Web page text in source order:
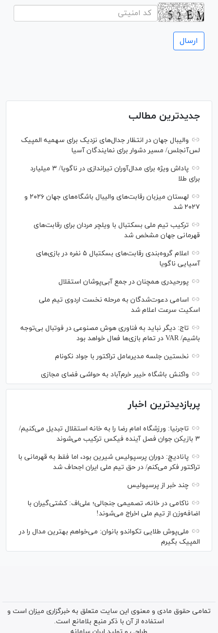
جدیدترین مطالب
والیبال جهان در انتظار جدال‌های نزدیک برای سهمیه المپیک
لس‌آنجلس/ مسیر دشوار برای نمایندگان آسیا
پاداش ویژه برای مدال‌آوران تیراندازی در ناگویا/ ۳ میلیارد
برای طلا
لهستان میزبان رقابت‌های والیبال باشگاه‌های جهان ۲۰۲۶ و
۲۰۲۷ شد
ترکیب تیم ملی بسکتبال با ویلچر مردان برای رقابت‌های
قهرمانی جهان مشخص شد
اعلام گروه‌بندی رقابت‌های بسکتبال ۵ نفره در بازی‌های
آسیایی ناگویا
پورحیدری همچنان در جمع آبی‌پوشان استقلال
اسامی دعوت‌شدگان به مرحله نخست اردوی تیم ملی
اسکیت سرعت اعلام شد
تاج: دیگر نباید به فناوری هوش مصنوعی در فوتبال بی‌توجه
باشیم/ VAR در تمام بازی‌ها فعال خواهد بود
نخستین جلسه مدیرعامل تراکتور با جواد نکونام
واکنش باشگاه خیبر خرم‌آباد به حواشی فضای مجازی
پربازدیدترین اخبار
تاجرنیا: ورزشگاه امام رضا را به خانه استقلال تبدیل می‌کنیم/
۳ بازیکن جوان فصل آینده فیکس ترکیب می‌شوند
پانادیچ: دوران پرسپولیس شیرین بود، اما فقط به قهرمانی با
تراکتور فکر می‌کنم/ در حق تیم ملی ایران اجحاف شد
چند خبر از پرسپولیس
ناکامی در خانه، تصمیمی جنجالی؛ علی‌اف: کشتی‌گیران با
اضافه‌وزن از تیم ملی اخراج می‌شوند!
ملی‌پوش‌ طلایی تکواندو بانوان: می‌خواهم بهترین مدال را در
المپیک بگیرم
تمامی حقوق مادی و معنوی این سایت متعلق به خبرگزاری میزان است و
استفاده از آن با ذکر منبع بلامانع است.